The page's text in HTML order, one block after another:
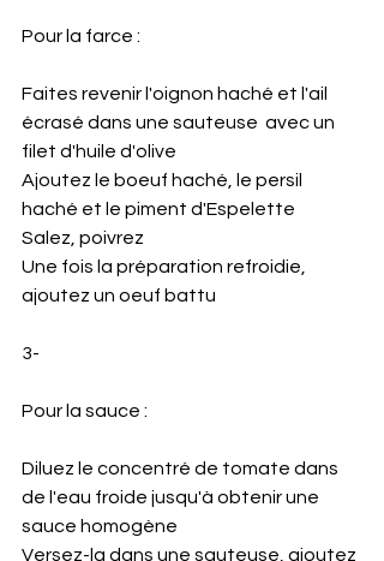
Pour la farce :
Faites revenir l'oignon haché et l'ail
écrasé dans une sauteuse  avec un
filet d'huile d'olive
Ajoutez le boeuf haché, le persil
haché et le piment d'Espelette
Salez, poivrez
Une fois la préparation refroidie,
ajoutez un oeuf battu
3-
Pour la sauce :
Diluez le concentré de tomate dans
de l'eau froide jusqu'à obtenir une
sauce homogène
Versez-la dans une sauteuse, ajoutez